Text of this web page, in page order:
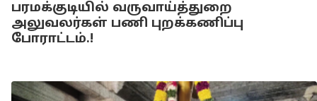
பரமக்குடியில் வருவாய்த்துறை
அலுவலர்கள் பணி புறக்கணிப்பு
போராட்டம்.!